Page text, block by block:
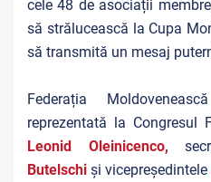
cele 48 de asociații
să strălucească la Cupa
să transmită un mesaj
Federația
reprezentată la Congresul
Leonid Oleinicenco,
Butelschi și vicepreședintele